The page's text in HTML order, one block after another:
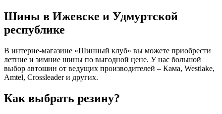
Шины в Ижевске и Удмуртской
республике
В интерне-магазине «Шинный клуб» вы можете приобрести
летние и зимние шины по выгодной цене. У нас большой
выбор автошин от ведущих производителей – Кама, Westlake,
Amtel, Crossleader и других.
Как выбрать резину?